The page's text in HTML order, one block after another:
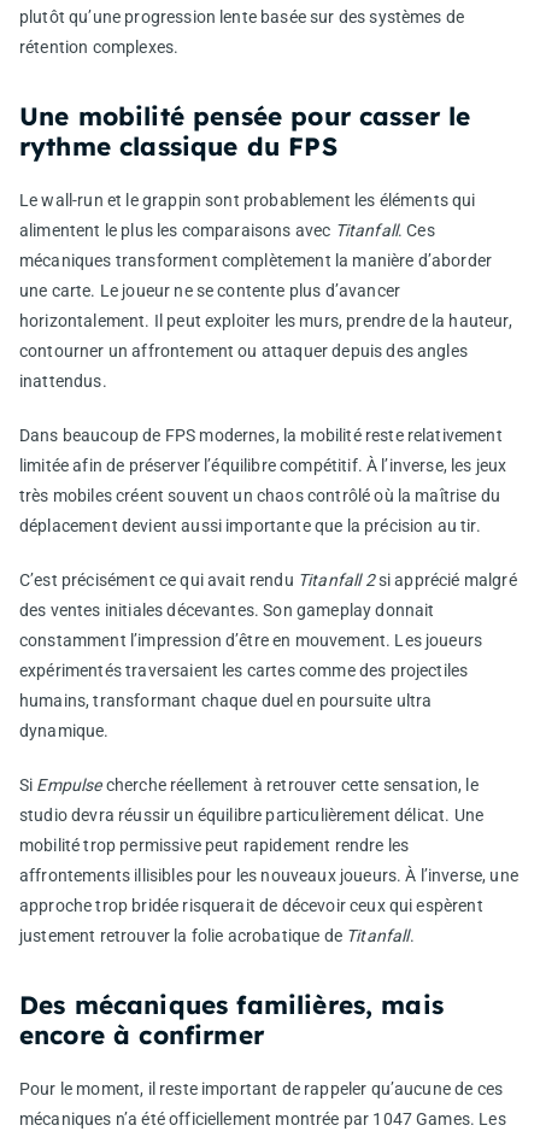
plutôt qu’une progression lente basée sur des systèmes de
rétention complexes.
Une mobilité pensée pour casser le
rythme classique du FPS
Le wall-run et le grappin sont probablement les éléments qui
alimentent le plus les comparaisons avec Titanfall. Ces
mécaniques transforment complètement la manière d’aborder
une carte. Le joueur ne se contente plus d’avancer
horizontalement. Il peut exploiter les murs, prendre de la hauteur,
contourner un affrontement ou attaquer depuis des angles
inattendus.
Dans beaucoup de FPS modernes, la mobilité reste relativement
limitée afin de préserver l’équilibre compétitif. À l’inverse, les jeux
très mobiles créent souvent un chaos contrôlé où la maîtrise du
déplacement devient aussi importante que la précision au tir.
C’est précisément ce qui avait rendu Titanfall 2si apprécié malgré
des ventes initiales décevantes. Son gameplay donnait
constamment l’impression d’être en mouvement. Les joueurs
expérimentés traversaient les cartes comme des projectiles
humains, transformant chaque duel en poursuite ultra
dynamique.
Si Empulsecherche réellement à retrouver cette sensation, le
studio devra réussir un équilibre particulièrement délicat. Une
mobilité trop permissive peut rapidement rendre les
affrontements illisibles pour les nouveaux joueurs. À l’inverse, une
approche trop bridée risquerait de décevoir ceux qui espèrent
justement retrouver la folie acrobatique de Titanfall.
Des mécaniques familières, mais
encore à confirmer
Pour le moment, il reste important de rappeler qu’aucune de ces
mécaniques n’a été officiellement montrée par 1047 Games. Les